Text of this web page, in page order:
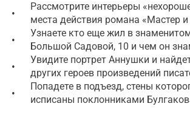
•
Рассмотрите интерьеры
места действия романа «Мастер
•
Узнаете кто еще жил в
Большой Садовой, 10 и чем он
•
Увидите портрет Аннушки и
других героев произведений
•
Попадете в подъезд, стены
исписаны поклонниками